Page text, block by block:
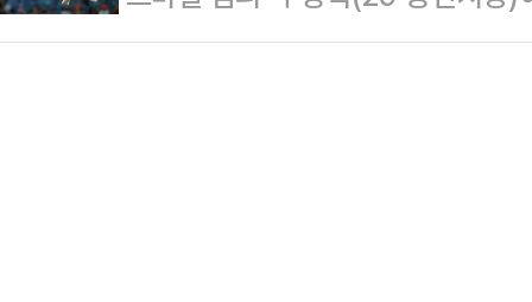
인 LG …
시즌 연속 두 자릿수 연속 득점에
12일(한국시각) 모나코의 스타드